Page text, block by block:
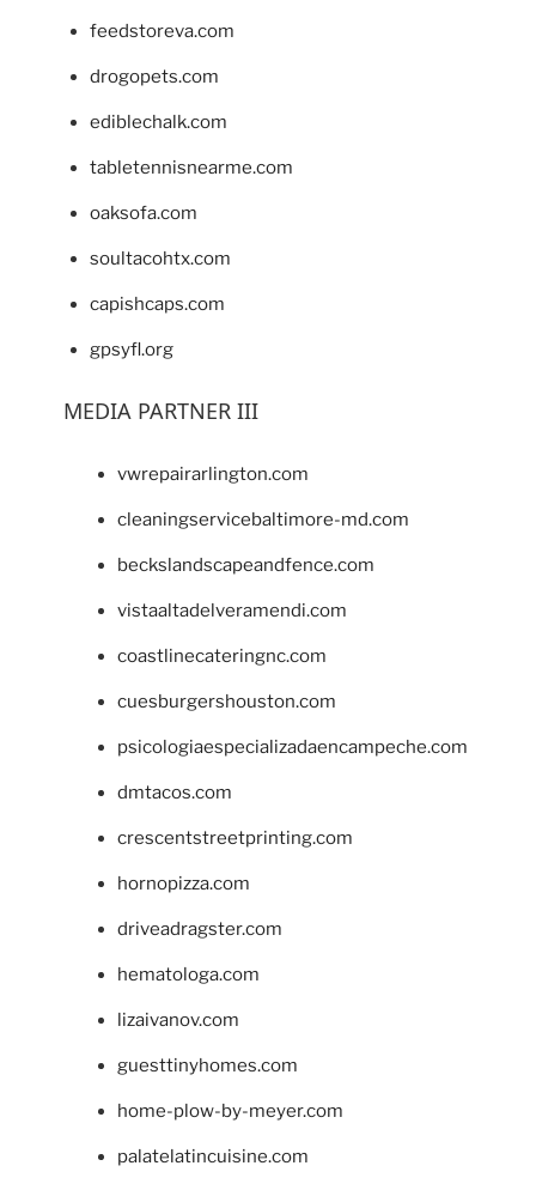
feedstoreva.com
drogopets.com
ediblechalk.com
tabletennisnearme.com
oaksofa.com
soultacohtx.com
capishcaps.com
gpsyfl.org
MEDIA PARTNER III
vwrepairarlington.com
cleaningservicebaltimore-md.com
beckslandscapeandfence.com
vistaaltadelveramendi.com
coastlinecateringnc.com
cuesburgershouston.com
psicologiaespecializadaencampeche.com
dmtacos.com
crescentstreetprinting.com
hornopizza.com
driveadragster.com
hematologa.com
lizaivanov.com
guesttinyhomes.com
home-plow-by-meyer.com
palatelatincuisine.com